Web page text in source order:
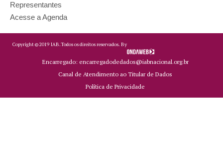
Representantes
Acesse a Agenda
Copyright ©2019 IAB.Todos os direitos reservados. By
Encarregado: encarregadodedados@iabnacional.org.br
Canal de Atendimento ao Titular de Dados
Política de Privacidade